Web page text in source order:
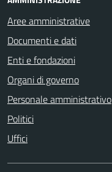
Aree amministrative
Documenti e dati
Enti e fondazioni
Organi di governo
Personale amministrativo
Politici
Uffici